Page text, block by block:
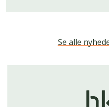
Se alle